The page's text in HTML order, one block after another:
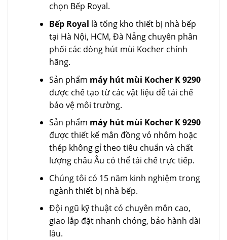
chọn Bếp Royal.
Bếp Royal là tổng kho thiết bị nhà bếp
tại Hà Nội, HCM, Đà Nẵng chuyên phân
phối các dòng hút mùi Kocher chính
hãng.
Sản phẩm máy hút mùi Kocher K 9290
được chế tạo từ các vật liệu dễ tái chế
bảo vệ môi trường.
Sản phẩm máy hút mùi Kocher K 9290
được thiết kế mân đồng vỏ nhôm hoặc
thép không gỉ theo tiêu chuẩn và chất
lượng châu Âu có thể tái chế trực tiếp.
Chúng tôi có 15 năm kinh nghiệm trong
ngành thiết bị nhà bếp.
Đội ngũ kỹ thuật có chuyên môn cao,
giao lắp đặt nhanh chóng, bảo hành dài
lâu.